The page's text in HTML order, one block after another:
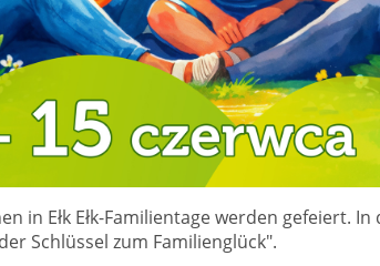
in Ełk Ełk-Familientage werden gefeiert.
Schlüssel zum Familienglück".